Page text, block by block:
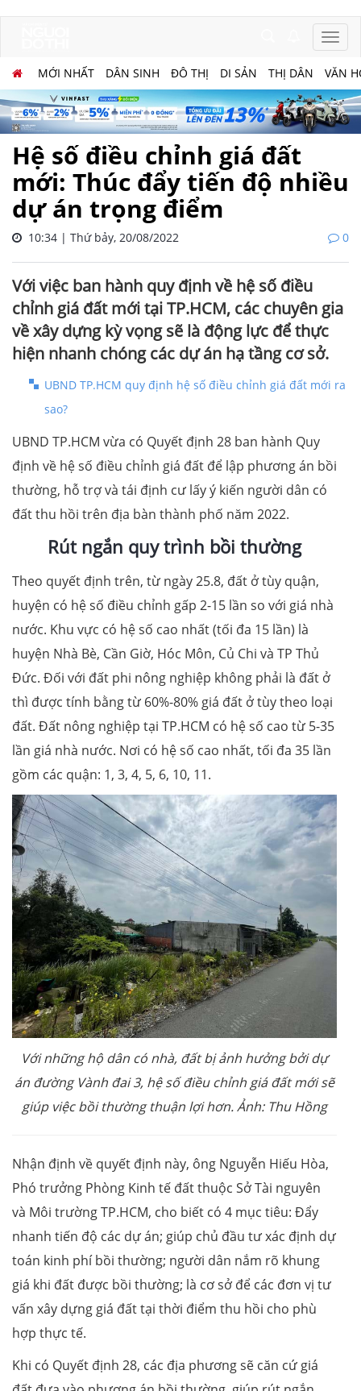
MỚI NHẤT DÂN SINH ĐÔ THỊ DI SẢN THỊ DÂN VĂN
Hệ số điều chỉnh giá đất
mới: Thúc đẩy tiến độ nhiều
dự án trọng điểm
10:34 | Thứ bảy, 20/08/2022 0
Với việc ban hành quy định về hệ số điều
chỉnh giá đất mới tại TP.HCM, các chuyên gia
về xây dựng kỳ vọng sẽ là động lực để thực
hiện nhanh chóng các dự án hạ tầng cơ sở.
UBND TP.HCM quy định hệ số điều chỉnh giá đất mới ra
sao?
UBND TP.HCM vừa có Quyết định 28 ban hành Quy
định về hệ số điều chỉnh giá đất để lập phương án bồi
thường, hỗ trợ và tái định cư lấy ý kiến người dân có
đất thu hồi trên địa bàn thành phố năm 2022.
Rút ngắn quy trình bồi thường
Theo quyết định trên, từ ngày 25.8, đất ở tùy quận,
huyện có hệ số điều chỉnh gấp 2-15 lần so với giá nhà
nước. Khu vực có hệ số cao nhất (tối đa 15 lần) là
huyện Nhà Bè, Cần Giờ, Hóc Môn, Củ Chi và TP Thủ
Đức. Đối với đất phi nông nghiệp không phải là đất ở
thì được tính bằng từ 60%-80% giá đất ở tùy theo loại
đất. Đất nông nghiệp tại TP.HCM có hệ số cao từ 5-35
lần giá nhà nước. Nơi có hệ số cao nhất, tối đa 35 lần
gồm các quận: 1, 3, 4, 5, 6, 10, 11.
Với những hộ dân có nhà, đất bị ảnh hưởng bởi dự
án đường Vành đai 3, hệ số điều chỉnh giá đất mới sẽ
giúp việc bồi thường thuận lợi hơn. Ảnh: Thu Hồng
Nhận định về quyết định này, ông Nguyễn Hiếu Hòa,
Phó trưởng Phòng Kinh tế đất thuộc Sở Tài nguyên
và Môi trường TP.HCM, cho biết có 4 mục tiêu: Đẩy
nhanh tiến độ các dự án; giúp chủ đầu tư xác định dự
toán kinh phí bồi thường; người dân nắm rõ khung
giá khi đất được bồi thường; là cơ sở để các đơn vị tư
vấn xây dựng giá đất tại thời điểm thu hồi cho phù
hợp thực tế.
Khi có Quyết định 28, các địa phương sẽ căn cứ giá